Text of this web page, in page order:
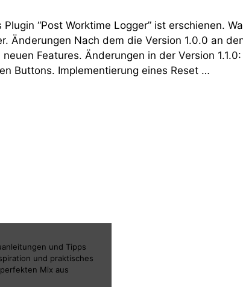
“Post Worktime Logger” ist erschienen.
Änderungen Nach dem die Version 1.0.0 an
Features. Änderungen in der Version 1.1.0:
Buttons. Implementierung eines Reset …
und Tipps
und praktisches
Mix aus